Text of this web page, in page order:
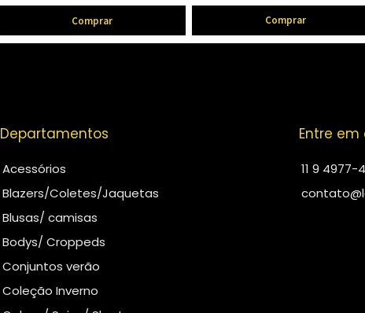
Comprar Comprar
Departamentos
Acessórios
Blazers/Coletes/Jaquetas
Blusas/ camisas
Bodys/ Croppeds
Conjuntos verão
Coleção Inverno
Entre
11 9 4977-